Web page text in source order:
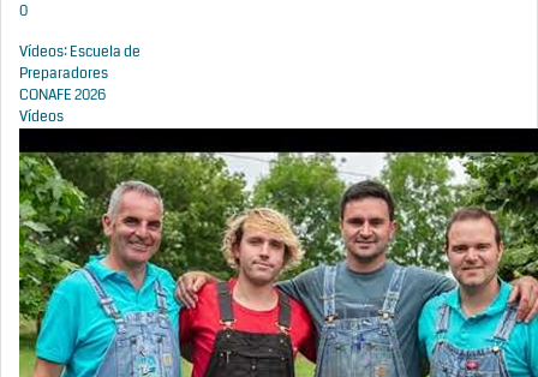
0
Vídeos: Escuela de
Preparadores
CONAFE 2026
Vídeos